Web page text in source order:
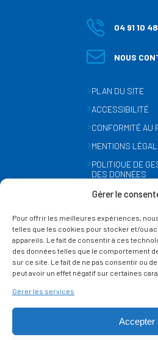
Gérer le
Pour offrir les meilleures expériences,
telles que les cookies pour stocker et/ou
appareils. Le fait de consentir à ces
des données telles que le comportement
sur ce site. Le fait de ne pas consentir ou
peut avoir un effet négatif sur certaines
Gérer les services
Accepter
04 91 10
NOUS
PLAN DU SITE
ACCESSIBILITÉ
CONFORMITÉ AU
MENTIONS
POLITIQUE DE
DES DONNÉES
GESTION DES
SUIVEZ-NOUS
SUR LES